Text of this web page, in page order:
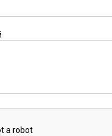
мнения не было —
прочитав, что это
не кажется, но на то это
таки сказала одна
на глаза просто